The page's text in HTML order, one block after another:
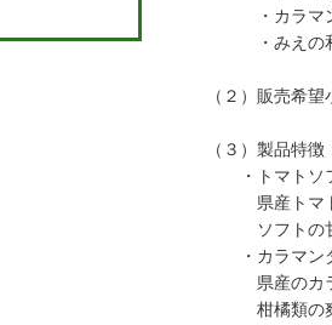
・カラマン
・みえの和
（２）販売希
（３）製品特徴
・トマトソ
県産トマトの
ソフトの甘み
・カラマンダ
県産のカラマ
柑橘類の爽や